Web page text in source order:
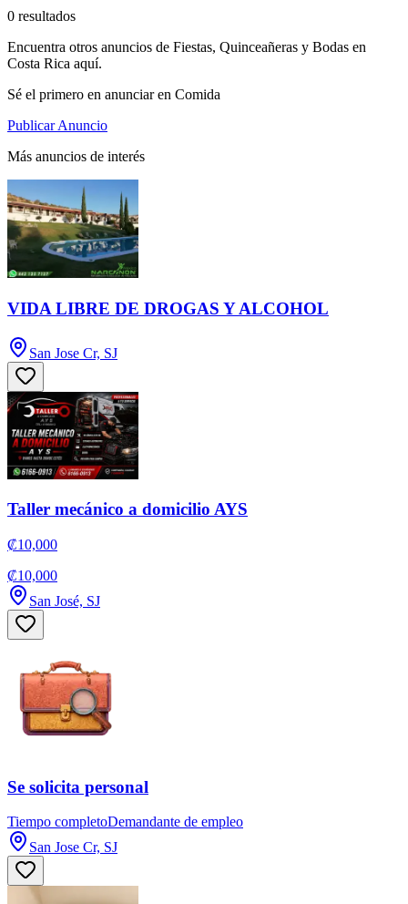
0 resultados
Encuentra otros anuncios de Fiestas, Quinceañeras y Bodas en
Costa Rica aquí.
Sé el primero en anunciar en Comida
Publicar Anuncio
Más anuncios de interés
VIDA LIBRE DE DROGAS Y ALCOHOL
San Jose Cr, SJ
Taller mecánico a domicilio AYS
₡10,000
₡10,000
San José, SJ
Se solicita personal
Tiempo completoDemandante de empleo
San Jose Cr, SJ